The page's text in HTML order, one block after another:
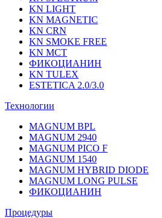
KN LIGHT
KN MAGNETIC
KN CRN
KN SMOKE FREE
KN MCT
ФИКОЦИАНИН
KN TULEX
ESTETICA 2.0/3.0
Технологии
MAGNUM BPL
MAGNUM 2940
MAGNUM PICO F
MAGNUM 1540
MAGNUM HYBRID DIODE
MAGNUM LONG PULSE
ФИКОЦИАНИН
Процедуры